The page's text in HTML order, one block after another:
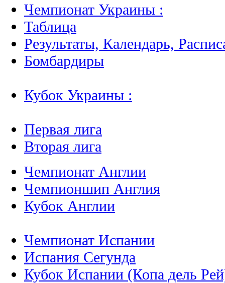
Чемпионат Украины :
Таблица
Результаты, Календарь,
Бомбардиры
Кубок Украины :
Первая лига
Вторая лига
Чемпионат Англии
Чемпионшип Англия
Кубок Англии
Чемпионат Испании
Испания Сегунда
Кубок Испании (Копа дель